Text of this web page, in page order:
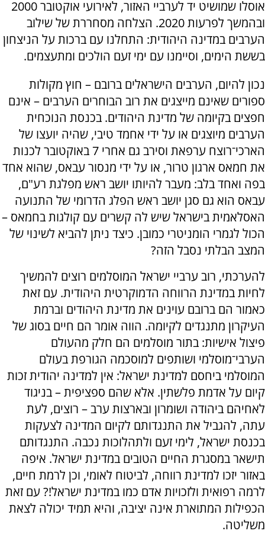
אוסלו שמושיט יד לערביי האזור, לאירועי אוקטובר 2000
ובהמשך לפרעות 2020. הצלחה מסחררת של שילוב
הערבים במדינה היהודית: התחלנו עם ברכות על הניצחון
בששת הימים, וסיימנו עם ימי זעם הולכים ומתעצמים.
נכון להיום, הערבים הישראלים ברובם – חוץ מקולות
ספורים שאינם מייצגים את רוב הבוחרים הערבים – אינם
חפצים בקיומה של מדינת היהודים. בכנסת הנוכחית
הערבים מיוצגים או על ידי אחמד טיבי, שהיה יועצו של
הארכי־רוצח ערפאת וסירב גם אחרי 7 באוקטובר לכנות
את חמאס ארגון טרור, או על ידי מנסור עבאס, שהוא אחד
בפה ואחד בלב: מעבר להיותו יושב ראש מפלגת רע"ם,
עבאס הוא גם סגן יושב ראש הפלג הדרומי של התנועה
האסלאמית בישראל שיש לה קשרים עם קולגות בחמאס –
הכול לגמרי הומניטרי כמובן. כיצד ניתן להביא לשינוי של
המצב הבלתי נסבל הזה?
להערכתי, רוב ערביי ישראל המוסלמים רוצים להמשיך
לחיות במדינת הרווחה הדמוקרטית היהודית. עם זאת
כאמור הם ברובם עוינים את מדינת היהודים וברמת
העיקרון מתנגדים לקיומה. הווה אומר הם חיים בסוג של
פיצול אישיות: בתור מוסלמים הם חלק מהעולם
הערבי־מוסלמי ושותפים למוסכמה הגורפת בעולם
המוסלמי ביחסם למדינת ישראל: אין למדינה יהודית זכות
קיום על אדמת פלשתין. אלא שהם ספציפית – בניגוד
לאחיהם ביהודה ושומרון ובארצות ערב – רוצים, לעת
עתה, להגביל את התנגדותם לקיום המדינה לצעקות
בכנסת ישראל, לימי זעם ולתהלוכות נכבה. התנגדותם
תישאר במסגרת החיים הטובים במדינת ישראל. איפה
באזור יזכו למדינת רווחה, לביטוח לאומי, וכן לרמת חיים,
לרמה רפואית ולזכויות אדם כמו במדינת ישראל!? עם זאת
הכפילות המתוארת אינה יציבה, והיא תמיד יכולה לצאת
משליטה.